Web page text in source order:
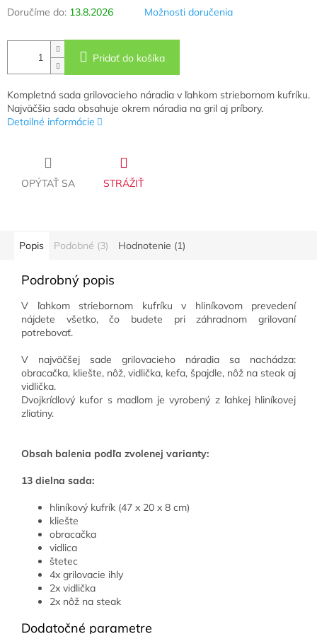
Doručíme do: 13.8.2026 Možnosti doručenia
Pridať do košíka
Kompletná sada grilovacieho náradia v ľahkom striebornom kufríku.
Najväčšia sada obsahuje okrem náradia na gril aj príbory.
Detailné informácie
OPÝTAŤ SA STRÁŽIŤ
Popis Podobné (3) Hodnotenie (1)
Podrobný popis
V ľahkom striebornom kufríku v hliníkovom prevedení
nájdete všetko, čo budete pri záhradnom grilovaní
potrebovať.
V najväčšej sade grilovacieho náradia sa nachádza:
obracačka, kliešte, nôž, vidlička, kefa, špajdle, nôž na steak aj
vidlička.
Dvojkrídlový kufor s madlom je vyrobený z ľahkej hliníkovej
zliatiny.
Obsah balenia podľa zvolenej varianty:
13 dielna sada:
hliníkový kufrík (47 x 20 x 8 cm)
kliešte
obracačka
vidlica
štetec
4x grilovacie ihly
2x vidlička
2x nôž na steak
Dodatočné parametre